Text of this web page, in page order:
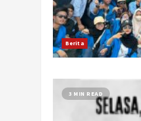
Berita
3 MIN READ